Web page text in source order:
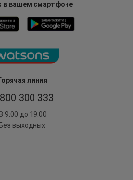
Горячая линия
300 333
З 9:00 до 19:00
Без выходных
в вашем смартфоне